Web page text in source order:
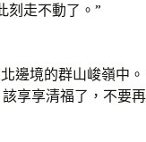
走不動了。”
邊境的群山峻嶺中。
享享清福了，不要再